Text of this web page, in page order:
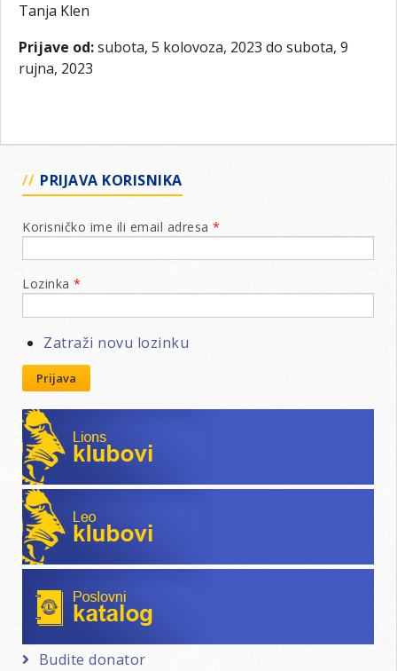
Tanja Klen
Prijave od:subota, 5 kolovoza, 2023 do subota, 9
rujna, 2023
PRIJAVA KORISNIKA
Korisničko ime ili email adresa *
Lozinka *
Zatraži novu lozinku
Prijava
Lions klubovi
Leo klubovi
Budite donator